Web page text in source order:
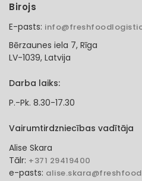
Birojs
E-pasts:
Bērzaunes iela 7, Rīga
LV-1039, Latvija
Darba laiks:
P.-Pk. 8.30-17.30
Vairumtirdzniecības vadītāja
Alise Skara
Tālr: +371 29419400
e-pasts: